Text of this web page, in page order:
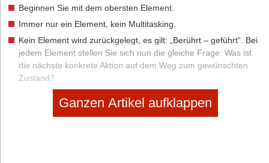
Beginnen Sie mit dem obersten Element.
Immer nur ein Element, kein Multitasking.
Kein Element wird zurückgelegt, es gilt: „Berührt – geführt“. Bei
jedem Element stellen Sie sich nun die gleiche Frage: Was ist
die nächste konkrete Aktion auf dem Weg zum gewünschten
Zustand?
Ganzen Artikel aufklappen